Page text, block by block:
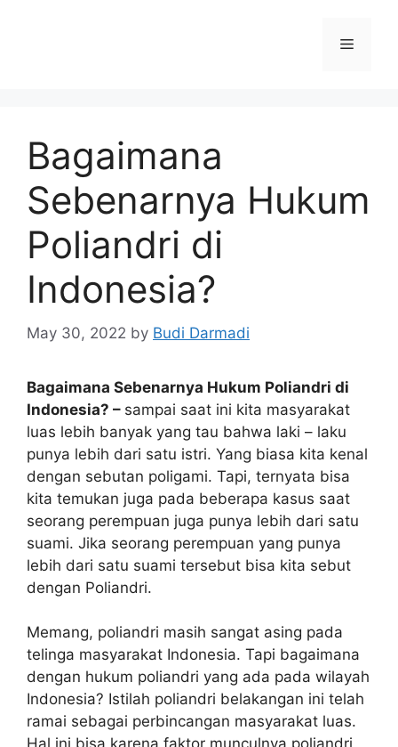
Bagaimana
Sebenarnya Hukum
Poliandri di
Indonesia?
May 30, 2022 by Budi Darmadi
Bagaimana Sebenarnya Hukum Poliandri di
Indonesia? – sampai saat ini kita masyarakat
luas lebih banyak yang tau bahwa laki – laku
punya lebih dari satu istri. Yang biasa kita kenal
dengan sebutan poligami. Tapi, ternyata bisa
kita temukan juga pada beberapa kasus saat
seorang perempuan juga punya lebih dari satu
suami. Jika seorang perempuan yang punya
lebih dari satu suami tersebut bisa kita sebut
dengan Poliandri.
Memang, poliandri masih sangat asing pada
telinga masyarakat Indonesia. Tapi bagaimana
dengan hukum poliandri yang ada pada wilayah
Indonesia? Istilah poliandri belakangan ini telah
ramai sebagai perbincangan masyarakat luas.
Hal ini bisa karena faktor munculnya poliandri